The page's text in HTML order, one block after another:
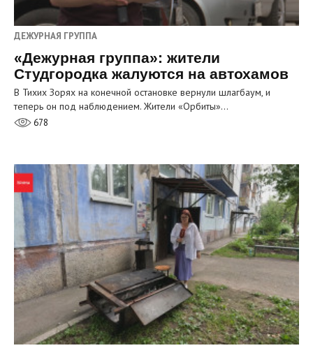
ДЕЖУРНАЯ ГРУППА
«Дежурная группа»: жители
Студгородка жалуются на автохамов
В Тихих Зорях на конечной остановке вернули шлагбаум, и
теперь он под наблюдением. Жители «Орбиты»…
678